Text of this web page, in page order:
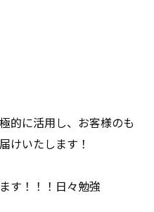
的に活用し、お客様のも
けいたします！
す！！！日々勉強